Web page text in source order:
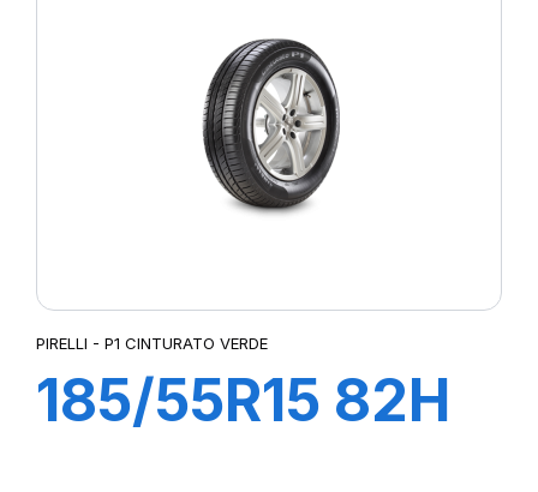
PIRELLI - P1 CINTURATO VERDE
185/55R15 82H